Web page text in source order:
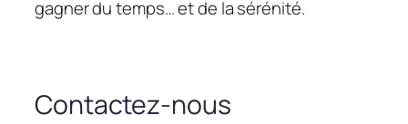
gagner du temps… et de la sérénité.
Contactez-nous